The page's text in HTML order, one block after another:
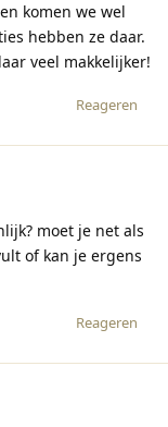
komen we wel
hebben ze daar.
veel makkelijker!
Reageren
moet je net als
of kan je ergens
Reageren